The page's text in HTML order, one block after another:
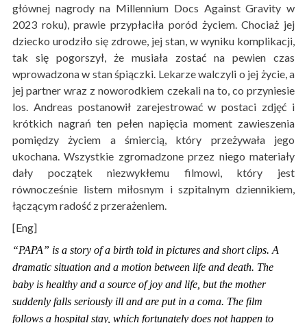
głównej nagrody na Millennium Docs Against Gravity w
2023 roku), prawie przypłaciła poród życiem. Chociaż jej
dziecko urodziło się zdrowe, jej stan, w wyniku komplikacji,
tak się pogorszył, że musiała zostać na pewien czas
wprowadzona w stan śpiączki. Lekarze walczyli o jej życie, a
jej partner wraz z noworodkiem czekali na to, co przyniesie
los. Andreas postanowił zarejestrować w postaci zdjęć i
krótkich nagrań ten pełen napięcia moment zawieszenia
pomiędzy życiem a śmiercią, który przeżywała jego
ukochana. Wszystkie zgromadzone przez niego materiały
dały początek niezwykłemu filmowi, który jest
równocześnie listem miłosnym i szpitalnym dziennikiem,
łączącym radość z przerażeniem.
[Eng]
“PAPA” is a story of a birth told in pictures and short clips. A
dramatic situation and a motion between life and death. The
baby is healthy and a source of joy and life, but the mother
suddenly falls seriously ill and are put in a coma. The film
follows a hospital stay, which fortunately does not happen to